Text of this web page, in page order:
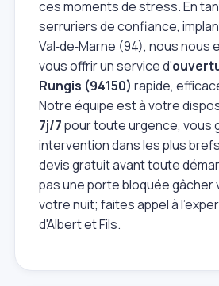
ces moments de stress. En
serruriers de confiance,
Val‑de‑Marne (94), nous nous
vous offrir un service d'
Rungis (94150) rapide,
Notre équipe est à votre
7j/7pour toute urgence, vous
intervention dans les plus
devis gratuit avant toute
pas une porte bloquée gâcher
votre nuit; faites appel à
d'Albert et Fils.